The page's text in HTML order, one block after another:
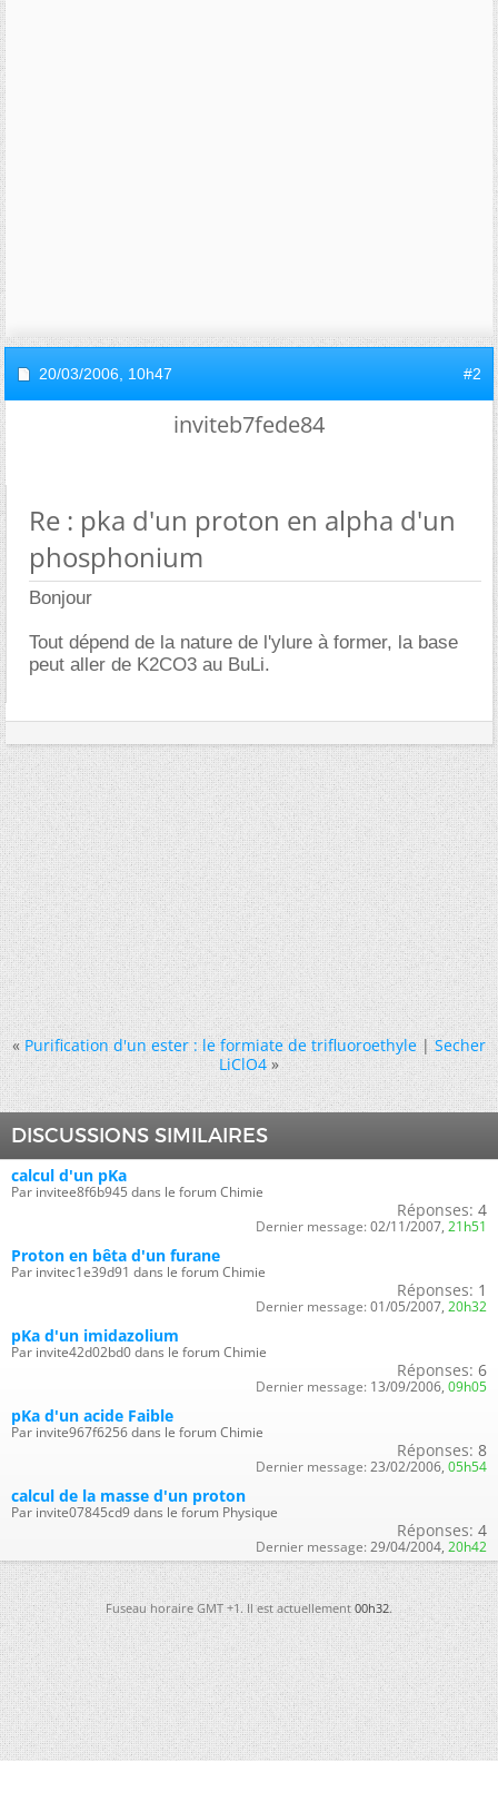
20/03/2006, 10h47 #2
inviteb7fede84
Re : pka d'un proton en alpha d'un
phosphonium
Bonjour
Tout dépend de la nature de l'ylure à former, la base
peut aller de K2CO3 au BuLi.
« Purification d'un ester : le formiate de trifluoroethyle|Secher
LiClO4 »
DISCUSSIONS SIMILAIRES
calcul d'un pKa
Par invitee8f6b945 dans le forum Chimie
Réponses: 4
Dernier message: 02/11/2007, 21h51
Proton en bêta d'un furane
Par invitec1e39d91 dans le forum Chimie
Réponses: 1
Dernier message: 01/05/2007, 20h32
pKa d'un imidazolium
Par invite42d02bd0 dans le forum Chimie
Réponses: 6
Dernier message: 13/09/2006, 09h05
pKa d'un acide Faible
Par invite967f6256 dans le forum Chimie
Réponses: 8
Dernier message: 23/02/2006, 05h54
calcul de la masse d'un proton
Par invite07845cd9 dans le forum Physique
Réponses: 4
Dernier message: 29/04/2004, 20h42
Fuseau horaire GMT +1. Il est actuellement00h32.